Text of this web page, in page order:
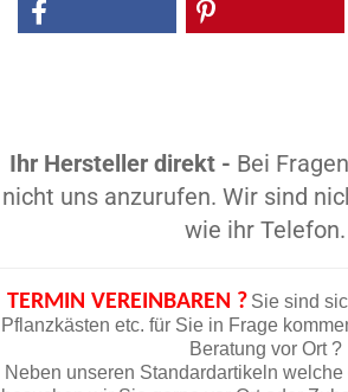
Ihr Hersteller direkt - Bei
nicht uns anzurufen. Wir sind
wie ihr Telefon.
TERMIN VEREINBAREN ? Sie sind
Pflanzkästen etc. für Sie in Frage
Beratung vor Ort ?
Neben unseren Standardartikeln